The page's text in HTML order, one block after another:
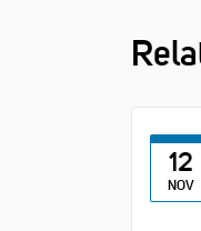
12
NOV